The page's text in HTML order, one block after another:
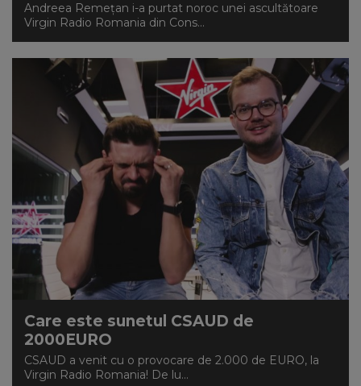
Andreea Remețan i-a purtat noroc unei ascultătoare
Virgin Radio Romania din Cons...
Care este sunetul CSAUD de
2000EURO
CSAUD a venit cu o provocare de 2.000 de EURO, la
Virgin Radio Romania! De lu...